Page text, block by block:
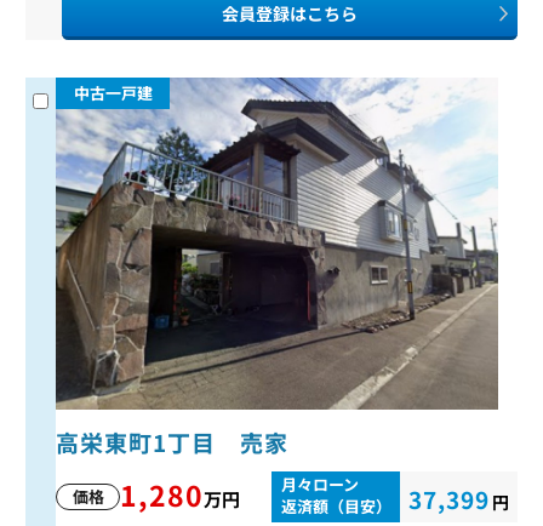
会員登録はこちら
中古一戸建
高栄東町1丁目 売家
価格 1,280万円
月々ローン
返済額（目安）
37,399 円